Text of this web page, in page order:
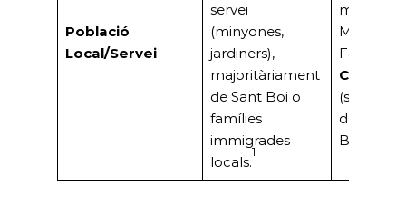
Població
Local/Servei
servei
(minyones,
jardiners),
majoritàriament
de Sant Boi o
famílies
immigrades
locals.
1
masover
Marquès),
Família
(servei
domèstic
Bordoy).